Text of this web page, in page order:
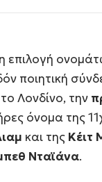
επιλογή
ποιητική
Λονδίνο, την
όνομα της
και της Κέιτ
Νταϊάνα.